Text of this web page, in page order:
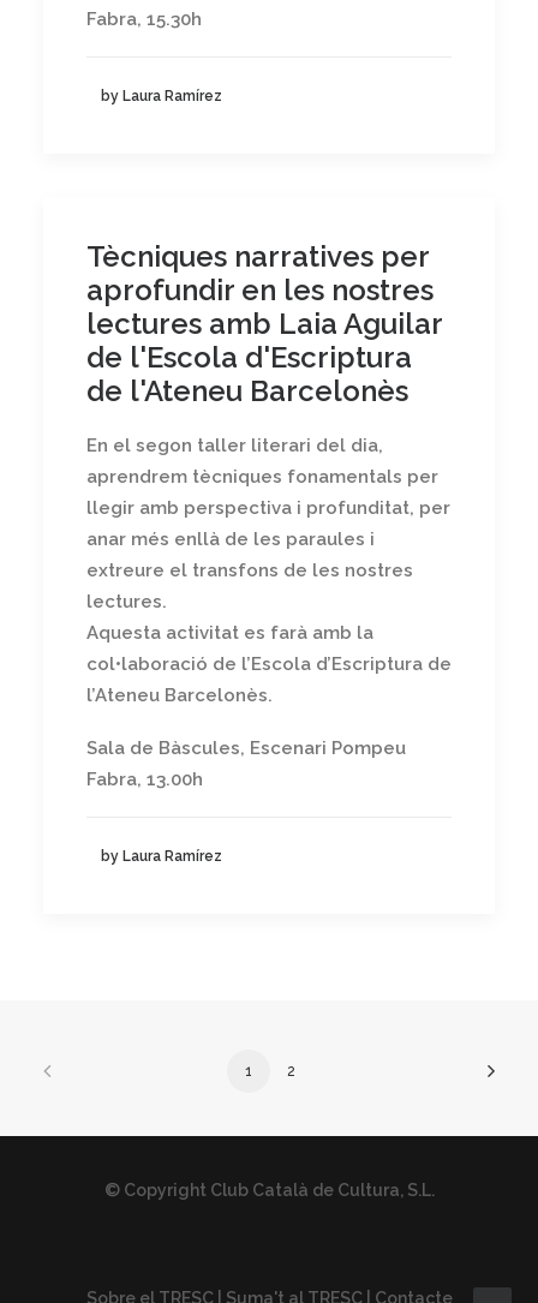
Fabra, 15.30h
by Laura Ramírez
Tècniques narratives per
aprofundir en les nostres
lectures amb Laia Aguilar
de l'Escola d'Escriptura
de l'Ateneu Barcelonès
En el segon taller literari del dia,
aprendrem tècniques fonamentals per
llegir amb perspectiva i profunditat, per
anar més enllà de les paraules i
extreure el transfons de les nostres
lectures.
Aquesta activitat es farà amb la
col•laboració de l’Escola d’Escriptura de
l’Ateneu Barcelonès.
Sala de Bàscules, Escenari Pompeu
Fabra, 13.00h
by Laura Ramírez
1 2
© Copyright Club Català de Cultura, S.L.
Sobre el TRESC| Suma't al TRESC| Contacte